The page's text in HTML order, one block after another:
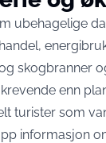
ubehagelige
skogbranner
enn
turister som
informasjon